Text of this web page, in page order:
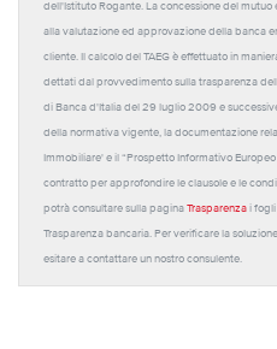
dell'Istituto Rogante. La concessione del
alla valutazione ed approvazione della banca
cliente. Il calcolo del TAEG è effettuato in
dettati dal provvedimento sulla trasparenza
di Banca d'Italia del 29 luglio 2009 e
della normativa vigente, la documentazione
Immobiliare' e il “Prospetto Informativo
contratto per approfondire le clausole e le
potrà consultare sulla pagina Trasparenza i
Trasparenza bancaria. Per verificare la
esitare a contattare un nostro consulente.